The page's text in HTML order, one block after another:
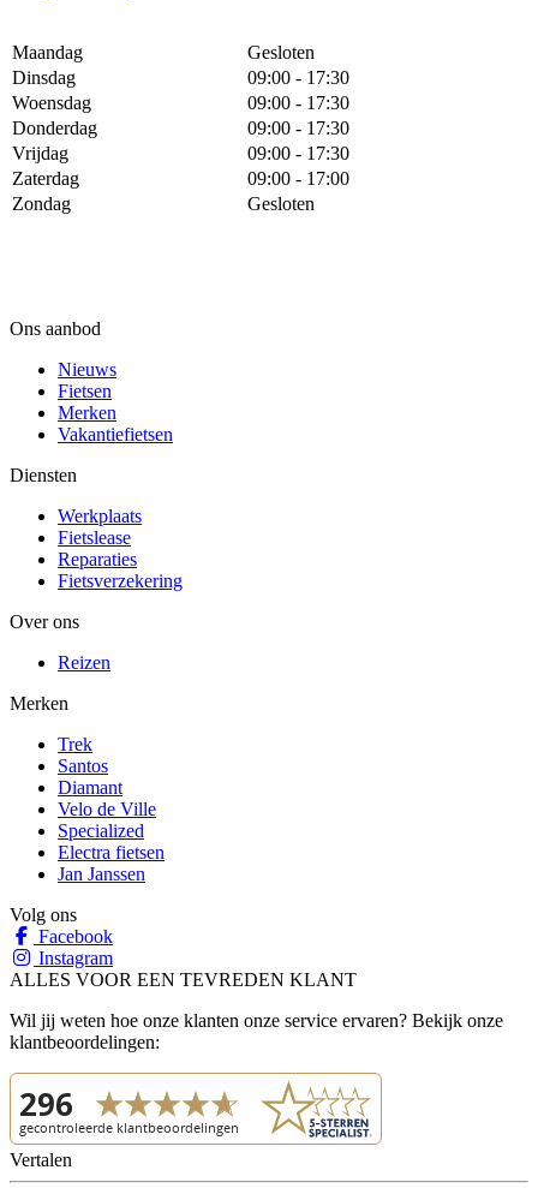
Maandag
Gesloten
Dinsdag
09:00 - 17:30
Woensdag
09:00 - 17:30
Donderdag
09:00 - 17:30
Vrijdag
09:00 - 17:30
Zaterdag
09:00 - 17:00
Zondag
Gesloten
Ons aanbod
Nieuws
Fietsen
Merken
Vakantiefietsen
Diensten
Werkplaats
Fietslease
Reparaties
Fietsverzekering
Over ons
Reizen
Merken
Trek
Santos
Diamant
Velo de Ville
Specialized
Electra fietsen
Jan Janssen
Volg ons
Facebook
Instagram
ALLES VOOR EEN TEVREDEN KLANT
Wil jij weten hoe onze klanten onze service ervaren? Bekijk onze
klantbeoordelingen:
Vertalen